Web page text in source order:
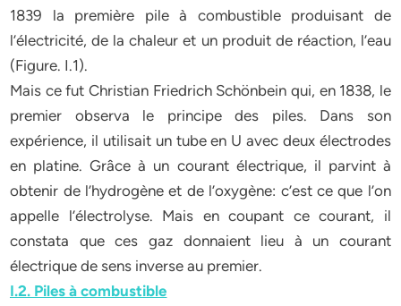
1839 la première pile à combustible produisant de
l’électricité, de la chaleur et un produit de réaction, l’eau
(Figure. I.1).
Mais ce fut Christian Friedrich Schönbein qui, en 1838, le
premier observa le principe des piles. Dans son
expérience, il utilisait un tube en U avec deux électrodes
en platine. Grâce à un courant électrique, il parvint à
obtenir de l’hydrogène et de l’oxygène: c’est ce que l’on
appelle l’électrolyse. Mais en coupant ce courant, il
constata que ces gaz donnaient lieu à un courant
électrique de sens inverse au premier.
I.2. Piles à combustible